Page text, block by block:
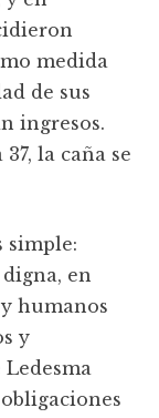
medida
de sus
ingresos.
la caña se
simple:
en
humanos
y